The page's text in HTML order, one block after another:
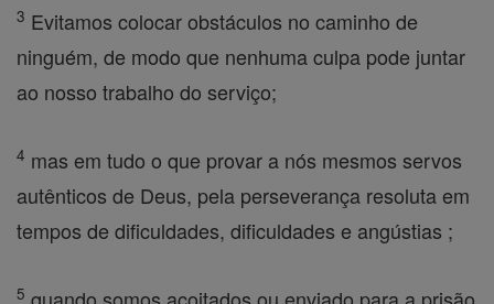
3 Evitamos colocar obstáculos no caminho de
ninguém, de modo que nenhuma culpa pode juntar
ao nosso trabalho do serviço;
4 mas em tudo o que provar a nós mesmos servos
autênticos de Deus, pela perseverança resoluta em
tempos de dificuldades, dificuldades e angústias ;
5